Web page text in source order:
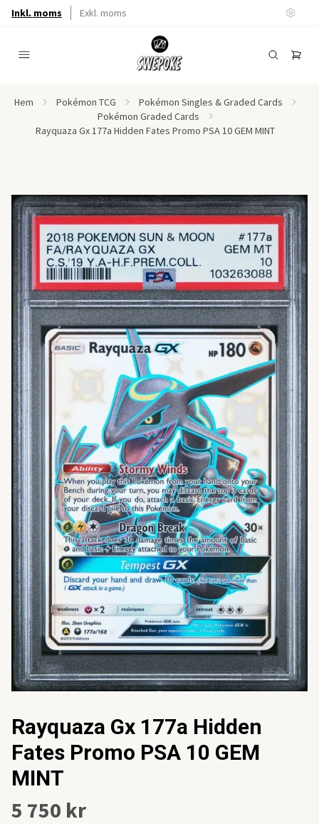
Inkl. moms Exkl. moms
Hem Pokémon TCG
Pokémon Singles & Graded Cards
Pokémon Graded Cards
Rayquaza Gx 177a Hidden Fates Promo PSA 10 GEM MINT
Rayquaza Gx 177a Hidden
Fates Promo PSA 10 GEM
MINT
5 750 kr